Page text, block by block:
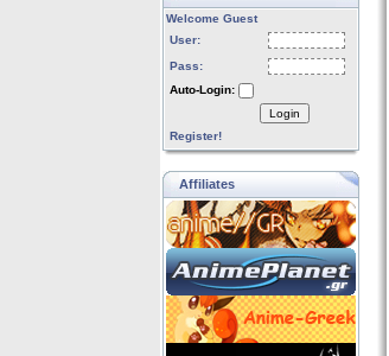
Welcome Guest
User:
Pass:
Auto-Login:
Login
Register!
Affiliates